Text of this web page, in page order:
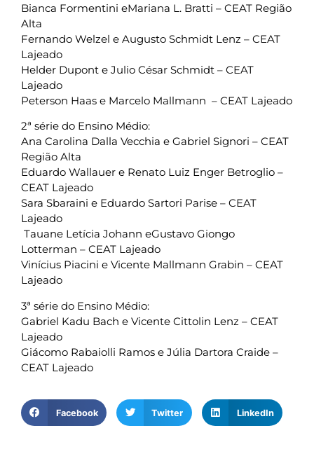
Bianca Formentini eMariana L. Bratti – CEAT Região
Alta
Fernando Welzel e Augusto Schmidt Lenz – CEAT
Lajeado
Helder Dupont e Julio César Schmidt – CEAT
Lajeado
Peterson Haas e Marcelo Mallmann – CEAT Lajeado
2ª série do Ensino Médio:
Ana Carolina Dalla Vecchia e Gabriel Signori – CEAT
Região Alta
Eduardo Wallauer e Renato Luiz Enger Betroglio –
CEAT Lajeado
Sara Sbaraini e Eduardo Sartori Parise – CEAT
Lajeado
Tauane Letícia Johann eGustavo Giongo
Lotterman – CEAT Lajeado
Vinícius Piacini e Vicente Mallmann Grabin – CEAT
Lajeado
3ª série do Ensino Médio:
Gabriel Kadu Bach e Vicente Cittolin Lenz – CEAT
Lajeado
Giácomo Rabaiolli Ramos e Júlia Dartora Craide –
CEAT Lajeado
Facebook Twitter LinkedIn